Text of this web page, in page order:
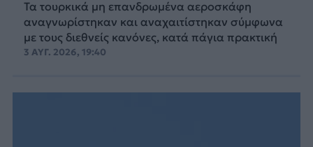
Τα τουρκικά μη επανδρωμένα αεροσκάφη
αναγνωρίστηκαν και αναχαιτίστηκαν σύμφωνα
με τους διεθνείς κανόνες, κατά πάγια πρακτική
3 ΑΥΓ. 2026, 19:40